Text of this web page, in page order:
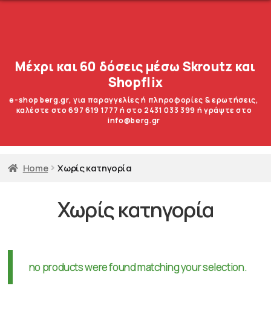
Μέχρι και 60 δόσεις μέσω Skroutz και
Shopflix
e-shop berg.gr, για παραγγελίες ή πληροφορίες & ερωτήσεις,
καλέστε στο 697 619 1777 ή στο 2431 033 399 ή γράψτε στο
info@berg.gr
Home Χωρίς κατηγορία
Χωρίς κατηγορία
no products were found matching your selection.